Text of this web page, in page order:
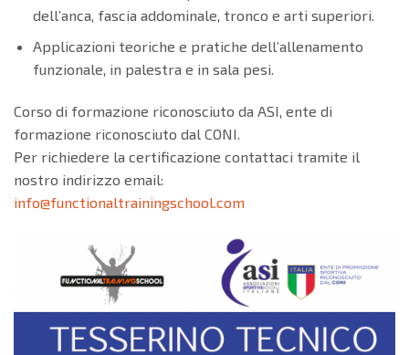
dell’anca, fascia addominale, tronco e arti superiori.
Applicazioni teoriche e pratiche dell’allenamento
funzionale, in palestra e in sala pesi.
Corso di formazione riconosciuto da ASI, ente di
formazione riconosciuto dal CONI.
Per richiedere la certificazione contattaci tramite il
nostro indirizzo email:
info@functionaltrainingschool.com